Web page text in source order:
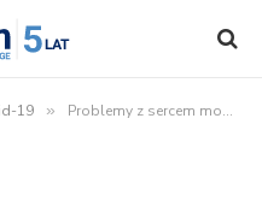
19 » Problemy z sercem możliwym skutkiem ubocznym szczepień